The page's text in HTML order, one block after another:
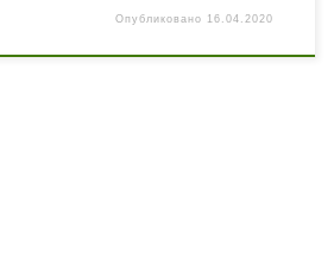
Опубликовано 16.04.2020